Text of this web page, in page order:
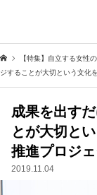
【特集】自立する女性
ジすることが大切という文化
成果を出す
とが大切と
推進プロジ
2019.11.04